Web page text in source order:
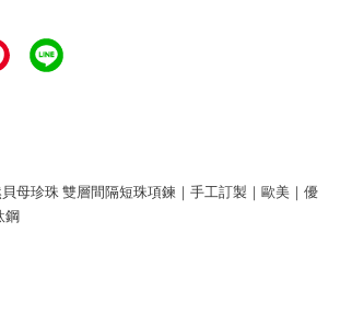
母珍珠 雙層間隔短珠項鍊｜手工訂製｜歐美｜優
鋼